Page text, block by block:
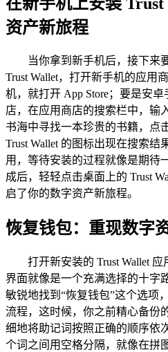
资产新旅程
当你拿到新手机后，接下来
Trust Wallet，打开新手机的应用
机，就打开 App Store；要是安
店，在应用商店的搜索栏中，输
书海中寻找一本珍贵的书籍，点
Trust Wallet 的图标出现在搜索结
用，等待安装的过程就像是期待
成后，轻轻点击桌面上的 Trust
启了你的数字资产新旅程。
恢复钱包：重现数字
打开新安装的 Trust Wallet
界面就像是一个充满选择的十字
敏锐地找到“恢复钱包”这个选项
流程，这时候，你之前精心备份
细地将助记词按照正确的顺序依
个词之间用空格分隔，就像在拼